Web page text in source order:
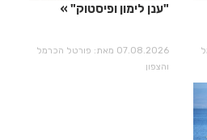
"ענן לימון ופיסטוק"
07.08.2026 מאת: פורטל הכרמל
והצפון